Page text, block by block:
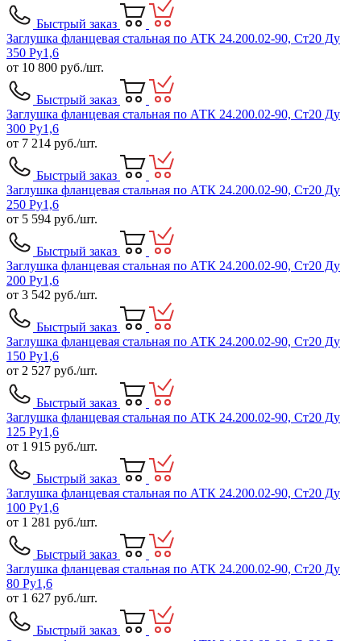
Быстрый заказ
Заглушка фланцевая стальная по АТК 24.200.02-90, Ст20 Ду
350 Ру1,6
от 10 800 руб./шт.
Быстрый заказ
Заглушка фланцевая стальная по АТК 24.200.02-90, Ст20 Ду
300 Ру1,6
от 7 214 руб./шт.
Быстрый заказ
Заглушка фланцевая стальная по АТК 24.200.02-90, Ст20 Ду
250 Ру1,6
от 5 594 руб./шт.
Быстрый заказ
Заглушка фланцевая стальная по АТК 24.200.02-90, Ст20 Ду
200 Ру1,6
от 3 542 руб./шт.
Быстрый заказ
Заглушка фланцевая стальная по АТК 24.200.02-90, Ст20 Ду
150 Ру1,6
от 2 527 руб./шт.
Быстрый заказ
Заглушка фланцевая стальная по АТК 24.200.02-90, Ст20 Ду
125 Ру1,6
от 1 915 руб./шт.
Быстрый заказ
Заглушка фланцевая стальная по АТК 24.200.02-90, Ст20 Ду
100 Ру1,6
от 1 281 руб./шт.
Быстрый заказ
Заглушка фланцевая стальная по АТК 24.200.02-90, Ст20 Ду
80 Ру1,6
от 1 627 руб./шт.
Быстрый заказ